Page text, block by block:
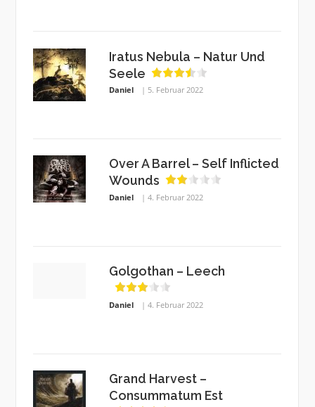
Iratus Nebula – Natur Und
Seele
Daniel 5. Februar 2022
Over A Barrel – Self Inflicted
Wounds
Daniel 4. Februar 2022
Golgothan – Leech
Daniel 4. Februar 2022
Grand Harvest –
Consummatum Est